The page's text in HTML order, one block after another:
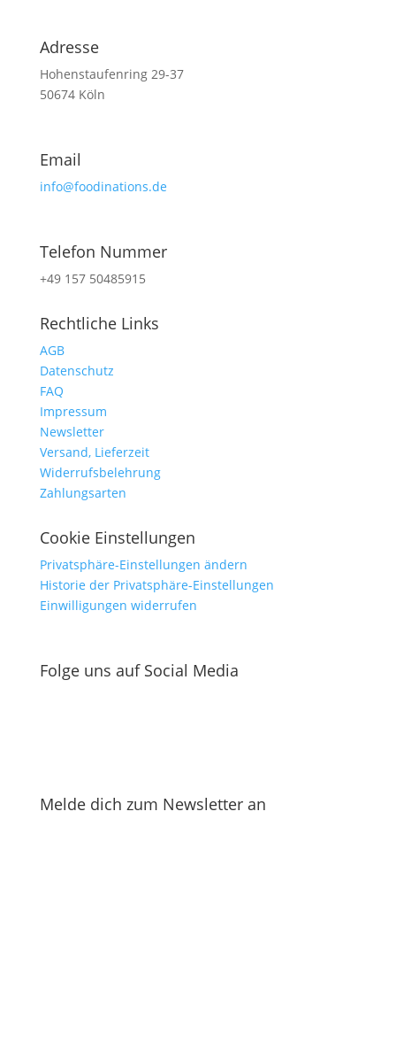
Adresse
Hohenstaufenring 29-37
50674 Köln
Email
info@foodinations.de
Telefon Nummer
+49 157 50485915
Rechtliche Links
AGB
Datenschutz
FAQ
Impressum
Newsletter
Versand, Lieferzeit
Widerrufsbelehrung
Zahlungsarten
Cookie Einstellungen
Privatsphäre-Einstellungen ändern
Historie der Privatsphäre-Einstellungen
Einwilligungen widerrufen
Folge uns auf Social Media
Melde dich zum Newsletter an